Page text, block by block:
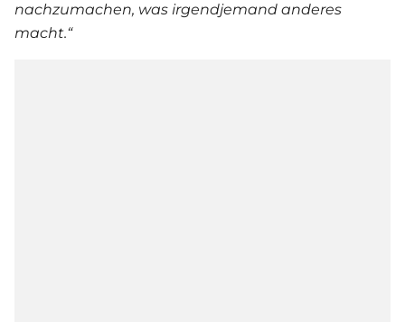
nachzumachen, was irgendjemand anderes
macht.“